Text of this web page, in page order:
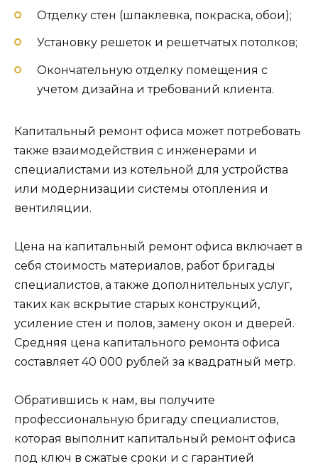
Отделку стен (шпаклевка, покраска, обои);
Установку решеток и решетчатых потолков;
Окончательную отделку помещения с
учетом дизайна и требований клиента.
Капитальный ремонт офиса может потребовать
также взаимодействия с инженерами и
специалистами из котельной для устройства
или модернизации системы отопления и
вентиляции.
Цена на капитальный ремонт офиса включает в
себя стоимость материалов, работ бригады
специалистов, а также дополнительных услуг,
таких как вскрытие старых конструкций,
усиление стен и полов, замену окон и дверей.
Средняя цена капитального ремонта офиса
составляет 40 000 рублей за квадратный метр.
Обратившись к нам, вы получите
профессиональную бригаду специалистов,
которая выполнит капитальный ремонт офиса
под ключ в сжатые сроки и с гарантией